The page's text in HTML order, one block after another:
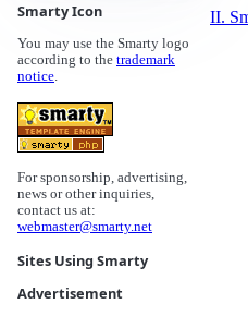
Smarty Icon
You may use the Smarty logo
according to the trademark
notice.
For sponsorship, advertising,
news or other inquiries,
contact us at:
webmaster@smarty.net
Sites Using Smarty
Advertisement
II.